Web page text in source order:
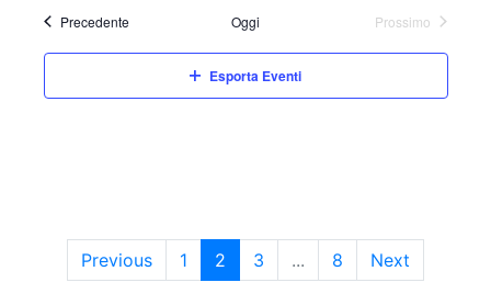
PrecedenteEventi Oggi
Prossimo
Esporta Eventi
Previous 1 2 3 ... 8 Next